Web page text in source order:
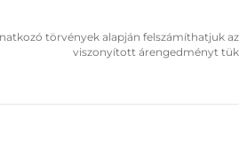
törvények alapján felszámíthatjuk
viszonyított árengedményt